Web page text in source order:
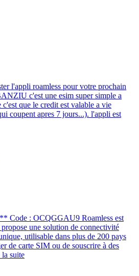
l'appli roamless pour votre prochain
c'est une esim super simple a
que le credit est valable a vie
coupent apres 7 jours...). l'appli est
Code : OCQGGAU9 Roamless est
une solution de connectivité
utilisable dans plus de 200 pays
de carte SIM ou de souscrire à des
suite